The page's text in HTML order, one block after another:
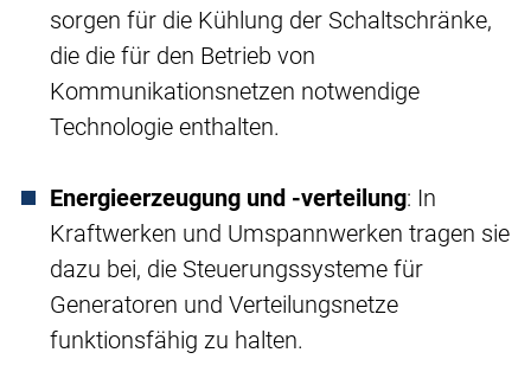
sorgen für die Kühlung der Schaltschränke,
die die für den Betrieb von
Kommunikationsnetzen notwendige
Technologie enthalten.
Energieerzeugung und -verteilung: In
Kraftwerken und Umspannwerken tragen sie
dazu bei, die Steuerungssysteme für
Generatoren und Verteilungsnetze
funktionsfähig zu halten.